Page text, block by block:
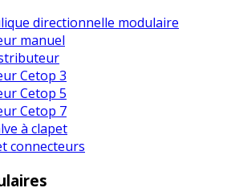
manuel
Cetop 3
Cetop 5
Cetop 7
à clapet
connecteurs